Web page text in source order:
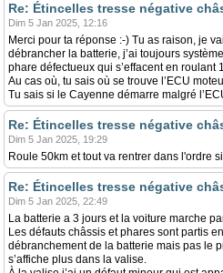
Re: Étincelles tresse négative
Dim 5 Jan 2025, 12:16
Merci pour ta réponse :-) Tu as raison, je
débrancher la batterie, j’ai toujours
phare défectueux qui s’effacent en roulant
Au cas où, tu sais où se trouve l’ECU
Tu sais si le Cayenne démarre malgré
Re: Étincelles tresse négative
Dim 5 Jan 2025, 19:29
Roule 50km et tout va rentrer dans l'ordre
Re: Étincelles tresse négative
Dim 5 Jan 2025, 22:49
La batterie a 3 jours et la voiture marche
Les défauts châssis et phares sont partis
débranchement de la batterie mais pas le
s’affiche plus dans la valise.